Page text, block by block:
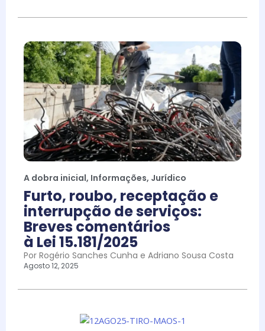
A dobra inicial, Informações, Jurídico
Furto, roubo, receptação e
interrupção de serviços:
Breves comentários
à Lei 15.181/2025
Por Rogério Sanches Cunha e Adriano Sousa Costa
Agosto 12, 2025